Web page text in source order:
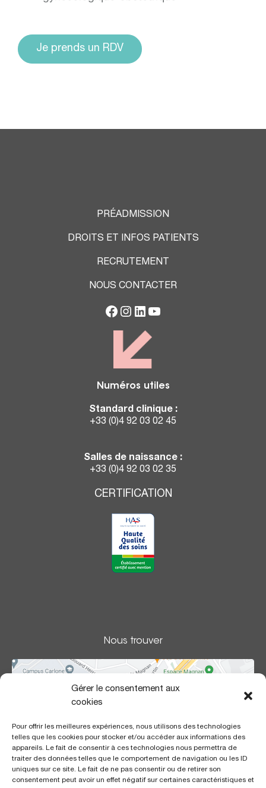
Gérer le consentement aux
cookies
Pour offrir les meilleures expériences, nous utilisons des technologies
telles que les cookies pour stocker et/ou accéder aux informations des
appareils. Le fait de consentir à ces technologies nous permettra de
traiter des données telles que le comportement de navigation ou les ID
uniques sur ce site. Le fait de ne pas consentir ou de retirer son
consentement peut avoir un effet négatif sur certaines caractéristiques et
Je prends un RDV
PRÉADMISSION
DROITS ET INFOS PATIENTS
RECRUTEMENT
NOUS CONTACTER
Numéros utiles
Standard clinique :
+33 (0)4 92 03 02 45
Salles de naissance :
+33 (0)4 92 03 02 35
CERTIFICATION
Nous trouver